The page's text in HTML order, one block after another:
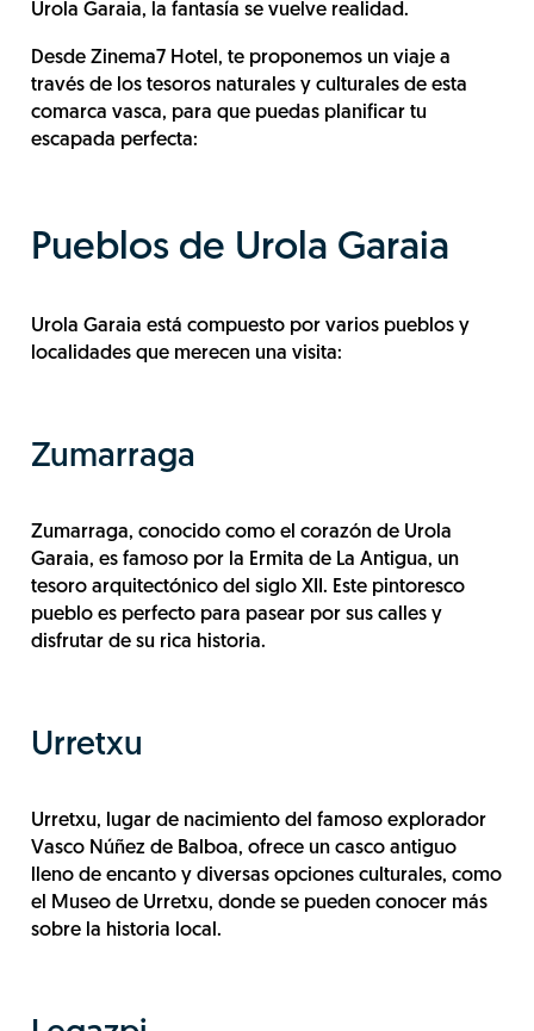
Urola Garaia, la fantasía se vuelve realidad.
Desde Zinema7 Hotel, te proponemos un viaje a
través de los tesoros naturales y culturales de esta
comarca vasca, para que puedas planificar tu
escapada perfecta:
Pueblos de Urola Garaia
Urola Garaia está compuesto por varios pueblos y
localidades que merecen una visita:
Zumarraga
Zumarraga, conocido como el corazón de Urola
Garaia, es famoso por la Ermita de La Antigua, un
tesoro arquitectónico del siglo XII. Este pintoresco
pueblo es perfecto para pasear por sus calles y
disfrutar de su rica historia.
Urretxu
Urretxu, lugar de nacimiento del famoso explorador
Vasco Núñez de Balboa, ofrece un casco antiguo
lleno de encanto y diversas opciones culturales, como
el Museo de Urretxu, donde se pueden conocer más
sobre la historia local.